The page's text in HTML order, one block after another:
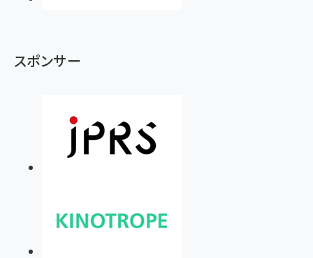
スポンサー